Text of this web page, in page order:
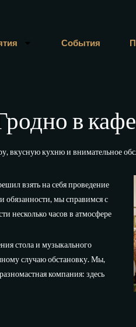
События
в
вкусную кухню и внимательное
взять на себя проведение
обязанности, мы справимся с
несколько часов в атмосфере
стола и музыкального
случаю обстановку. Мы,
компания: здесь